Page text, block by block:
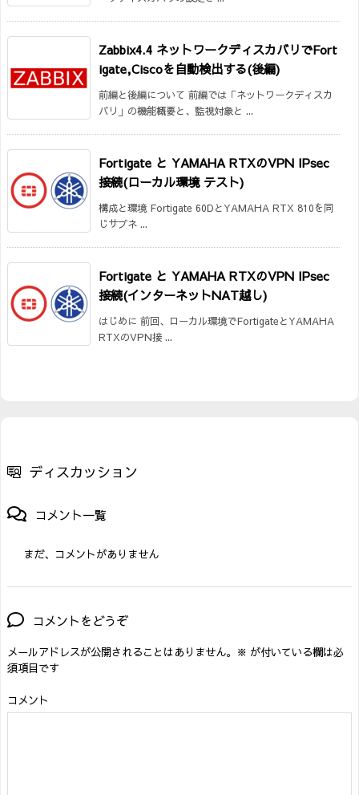
Zabbix4.4 ネットワークディスカバリでFort
igate,Ciscoを自動検出する(後編)
前編と後編について 前編では「ネットワークディスカ
バリ」の機能概要と、監視対象と ...
Fortigate と YAMAHA RTXのVPN IPsec
接続(ローカル環境 テスト)
構成と環境 Fortigate 60DとYAMAHA RTX 810を同
じサブネ ...
Fortigate と YAMAHA RTXのVPN IPsec
接続(インターネットNAT越し)
はじめに 前回、ローカル環境でFortigateとYAMAHA
RTXのVPN接 ...
ディスカッション
コメント一覧
まだ、コメントがありません
コメントをどうぞ
メールアドレスが公開されることはありません。 ※ が付いている欄は必
須項目です
コメント